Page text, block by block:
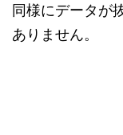
同様にデータが
ありません。